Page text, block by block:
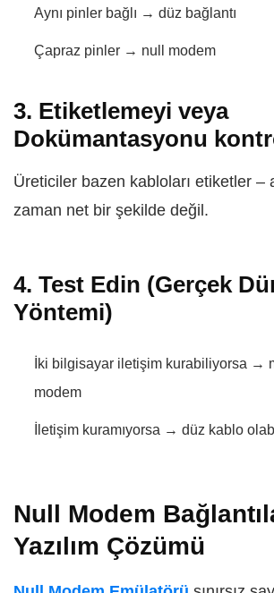
Aynı pinler bağlı → düz bağlantı
Çapraz pinler → null modem
3. Etiketlemeyi veya
Dokümantasyonu
Üreticiler bazen kabloları etiketler –
zaman net bir şekilde değil.
4. Test Edin (Gerçek
Yöntemi)
İki bilgisayar iletişim kurabiliyorsa →
modem
İletişim kuramıyorsa → düz kablo
Null Modem
Yazılım Çözümü